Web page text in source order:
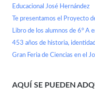
Educacional José Hernández
Te presentamos el Proyecto
Libro de los alumnos de 6° A
453 años de historia,
Gran Feria de Ciencias en el
AQUÍ SE PUEDEN